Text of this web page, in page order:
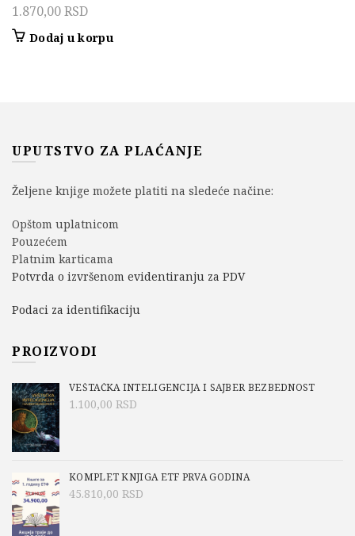
1.870,00RSD
Dodaj u korpu
UPUTSTVO ZA PLAĆANJE
Željene knjige možete platiti na sledeće načine:
Opštom uplatnicom
Pouzećem
Platnim karticama
Potvrda o izvršenom evidentiranju za PDV
Podaci za identifikaciju
PROIZVODI
VEŠTAČKA INTELIGENCIJA I SAJBER BEZBEDNOST
1.100,00 RSD
KOMPLET KNJIGA ETF PRVA GODINA
45.810,00 RSD